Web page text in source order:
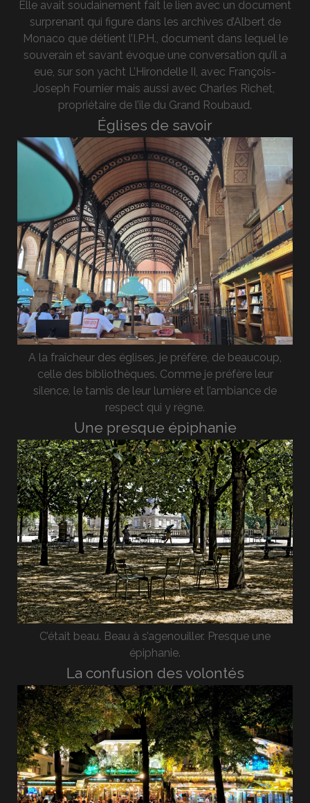
Elle avait soudainement fait le lien avec un document
surprenant qui figure dans les archives d’Albert de
Monaco que détient l’I.P.H., document dans lequel le
souverain et savant évoque une conversation qu’il a
eue, sur son yacht L’Hirondelle II, avec François-
Joseph Fournier mais aussi avec Charles Richet,
propriétaire de l’île du Grand Roubaud.
Églises de savoir
A la fraîcheur des églises, je préfère, de beaucoup,
celle des bibliothèques. Comme je préfère leur
silence, le tamis de leur lumière et l’ambiance de
respect qui y règne.
Une presque épiphanie
C’était beau. Beau à s’agenouiller. Presque une
épiphanie.
La confusion des volontés